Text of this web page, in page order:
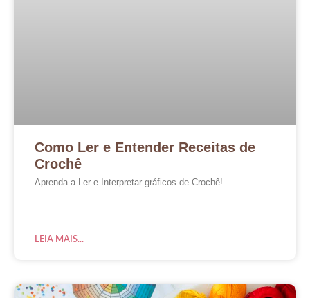
Como Ler e Entender Receitas de
Crochê
Aprenda a Ler e Interpretar gráficos de Crochê!
LEIA MAIS...